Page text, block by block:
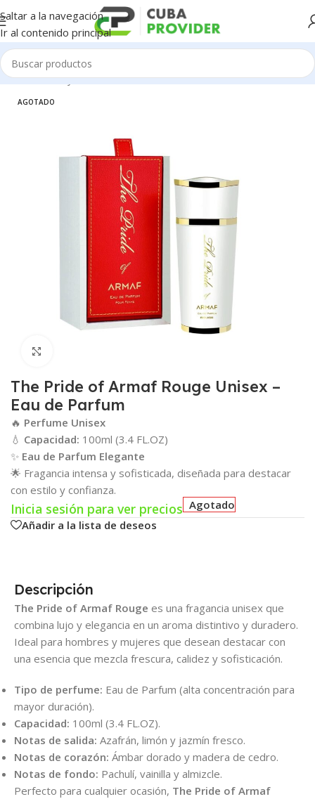
Saltar a la navegación
Ir al contenido principal
Inicio/Salud y Cuidado Personal/Perfumeria
AGOTADO
The Pride of Armaf Rouge Unisex –
Eau de Parfum
🔥 Perfume Unisex
💧 Capacidad: 100ml (3.4 FL.OZ)
✨ Eau de Parfum Elegante
🌟 Fragancia intensa y sofisticada, diseñada para destacar
con estilo y confianza.
Inicia sesión para ver precios Agotado
Añadir a la lista de deseos
Descripción
The Pride of Armaf Rouge es una fragancia unisex que
combina lujo y elegancia en un aroma distintivo y duradero.
Ideal para hombres y mujeres que desean destacar con
una esencia que mezcla frescura, calidez y sofisticación.
Tipo de perfume: Eau de Parfum (alta concentración para
mayor duración).
Capacidad: 100ml (3.4 FL.OZ).
Notas de salida: Azafrán, limón y jazmín fresco.
Notas de corazón: Ámbar dorado y madera de cedro.
Notas de fondo: Pachulí, vainilla y almizcle.
Perfecto para cualquier ocasión, The Pride of Armaf